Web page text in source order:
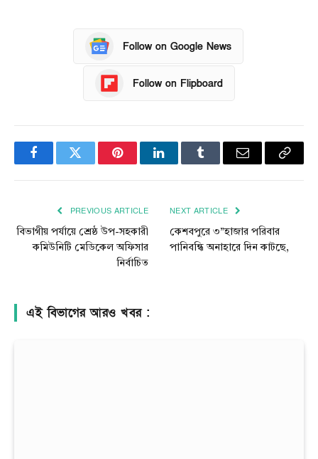
Follow on Google News
Follow on Flipboard
FacebookTwitter PinterestLinkedInTumblr Email
Copy
PREVIOUS ARTICLE
বিভাগীয় পর্যায়ে শ্রেষ্ঠ উপ-সহকারী
কমিউনিটি মেডিকেল অফিসার
নির্বাচিত
NEXT ARTICLE
কেশবপুরে ৩”হাজার পরিবার
পানিবন্ধি অনাহারে দিন কাটছে,
এই বিভাগের আরও খবর :